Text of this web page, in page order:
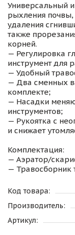
Универсальный
рыхления
удаления
также
корней.
— Регулировка
инструмент для
— Удобный
— Два сменных
комплекте;
— Насадки
инструментов;
— Рукоятка с
и снижает
Комплектация:
— Аэратор/
— Травосборник
Код товара:
Производитель:
Артикул: